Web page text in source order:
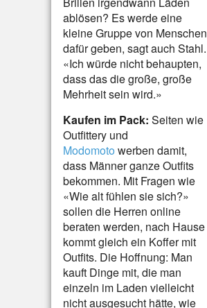
ablösen? Es werde eine
kleine Gruppe von Menschen
dafür geben, sagt auch Stahl.
«Ich würde nicht behaupten,
dass das die große, große
Mehrheit sein wird.»
Kaufen im Pack: Seiten wie
Outfittery und
Modomoto werben damit,
dass Männer ganze Outfits
bekommen. Mit Fragen wie
«Wie alt fühlen sie sich?»
sollen die Herren online
beraten werden, nach Hause
kommt gleich ein Koffer mit
Outfits. Die Hoffnung: Man
kauft Dinge mit, die man
einzeln im Laden vielleicht
nicht ausgesucht hätte, wie